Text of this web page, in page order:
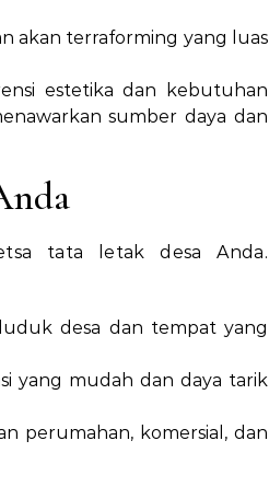
akan terraforming yang luas
estetika dan kebutuhan
sumber daya dan
tata letak desa Anda.
desa dan tempat yang
yang mudah dan daya tarik
perumahan, komersial, dan